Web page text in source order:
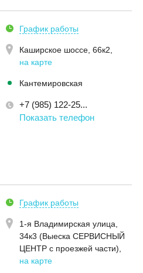
График работы
Каширское шоссе, 66к2
на карте
Кантемировская
+7 (985) 122-25...
Показать телефон
График работы
1-я Владимирская улица,
34к3 (Выеска СЕРВИСНЫЙ
ЦЕНТР с проезжей части)
на карте